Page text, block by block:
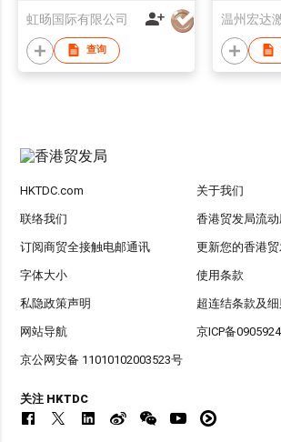
虹旸国际有限公司
查询
HKTDC.com 关于我们
联络我们 香港贸发局流
订阅商贸全接触电邮通讯 更新您的香港
字体大小 使用条款
私隐政策声明 超连结条款及细
网站导航 京ICP备
京公网安备 11010102003523号
关注 HKTDC